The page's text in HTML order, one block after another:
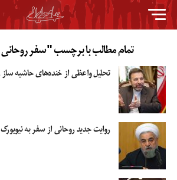
تمام مطالب با برچسب "سفر روحانی
تحلیل واعظی از خنده‌های حاشیه ساز
روایت جدید روحانی از سفر به نیویورک